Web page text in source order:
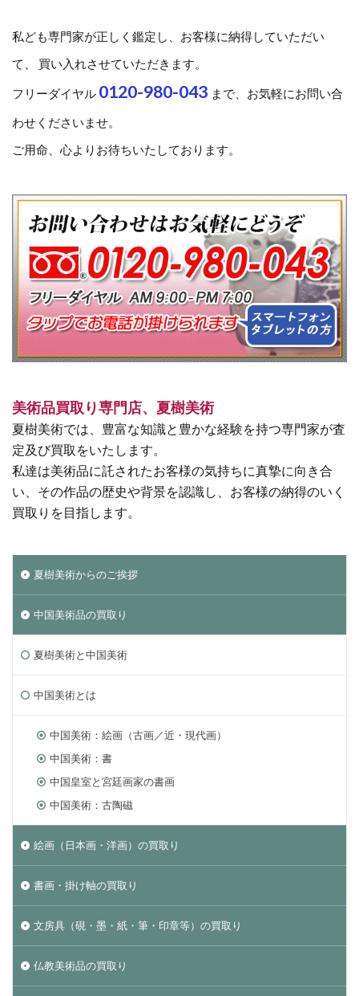
私ども専門家が正しく鑑定し、お客様に納得していただい
て、 買い入れさせていただきます。
フリーダイヤル 0120-980-043 まで、お気軽にお問い合
わせくださいませ。
ご用命、心よりお待ちいたしております。
美術品買取り専門店、夏樹美術
夏樹美術では、豊富な知識と豊かな経験を持つ専門家が査
定及び買取をいたします。
私達は美術品に託されたお客様の気持ちに真摯に向き合
い、その作品の歴史や背景を認識し、お客様の納得のいく
買取りを目指します。
夏樹美術からのご挨拶
中国美術品の買取り
夏樹美術と中国美術
中国美術とは
中国美術：絵画（古画／近・現代画）
中国美術：書
中国皇室と宮廷画家の書画
中国美術：古陶磁
絵画（日本画・洋画）の買取り
書画・掛け軸の買取り
文房具（硯・墨・紙・筆・印章等）の買取り
仏教美術品の買取り